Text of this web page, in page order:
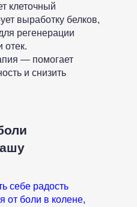
клеточный
выработку белков,
регенерации
отек.
— помогает
и снизить
себе радость
от боли в колене,
пациентов